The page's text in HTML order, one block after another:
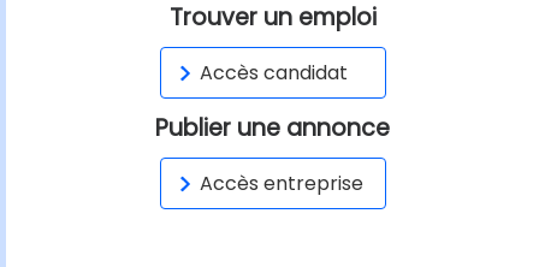
Trouver un emploi
Accès candidat
Publier une annonce
Accès entreprise